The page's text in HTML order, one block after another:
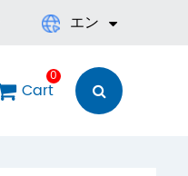
エン
Cart
0